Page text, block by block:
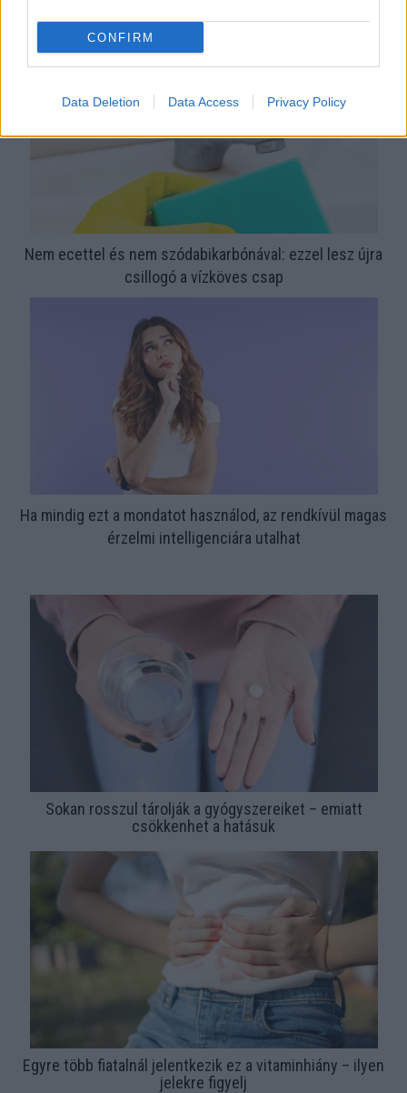
CONFIRM
Data Deletion Data Access Privacy Policy
Nem ecettel és nem szódabikarbónával: ezzel lesz újra
csillogó a vízköves csap
Ha mindig ezt a mondatot használod, az rendkívül magas
érzelmi intelligenciára utalhat
Sokan rosszul tárolják a gyógyszereiket – emiatt
csökkenhet a hatásuk
Egyre több fiatalnál jelentkezik ez a vitaminhiány – ilyen
jelekre figyelj